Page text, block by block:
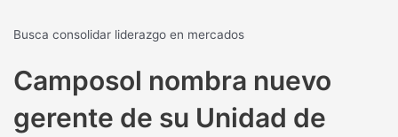
Busca consolidar liderazgo en mercados
Camposol nombra nuevo
gerente de su Unidad de